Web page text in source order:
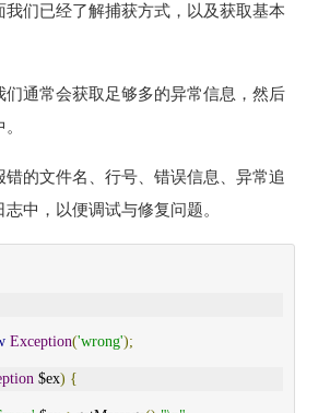
我们已经了解捕获方式，以及获取基本
们通常会获取足够多的异常信息，然后
的文件名、行号、错误信息、异常追
中，以便调试与修复问题。
Exception('wrong');
$ex) {